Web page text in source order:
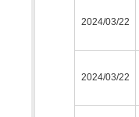
2024/03/22
2024/03/22